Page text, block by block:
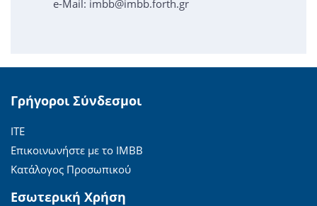
e-Mail: imbb@imbb.forth.gr
Γρήγοροι Σύνδεσμοι
ΙΤΕ
Επικοινωνήστε με το ΙΜΒΒ
Κατάλογος Προσωπικού
Εσωτερική Χρήση